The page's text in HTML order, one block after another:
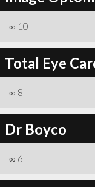
∞ 10
Total Eye
∞ 8
Dr Boyco
∞ 6